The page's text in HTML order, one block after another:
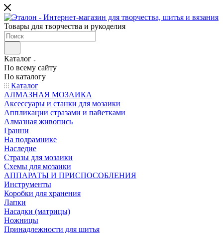
Товары для творчества и рукоделия
Каталог
По всему сайту
По каталогу
Каталог
АЛМАЗНАЯ МОЗАИКА
Аксессуары и станки для мозаики
Аппликации стразами и пайетками
Алмазная живопись
Гранни
На подрамнике
Наследие
Стразы для мозаики
Схемы для мозаики
АППАРАТЫ И ПРИСПОСОБЛЕНИЯ
Инструменты
Коробки для хранения
Лапки
Насадки (матрицы)
Ножницы
Принадлежности для шитья